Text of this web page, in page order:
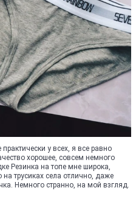
у всех, я все равно
хорошее, совсем немного
Резинка на топе мне широка,
трусиках села отлично, даже
Немного странно, на мой взгляд.